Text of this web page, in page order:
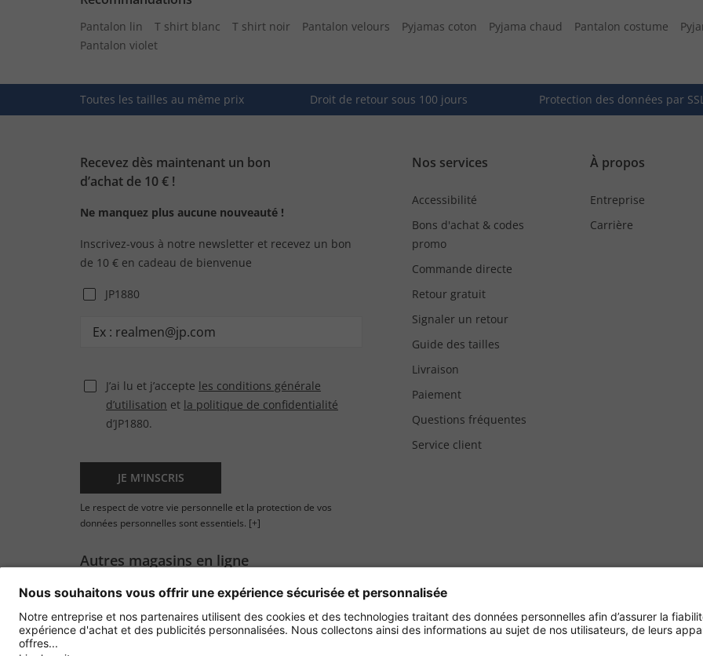
Pantalon lin T shirt blanc T shirt noir Pantalon velours Pyjamas coton Pyjama chaud Pantalon costume
Pantalon violet
Toutes les tailles au même prix Droit de retour sous 100 jours Protection des données par
Recevez dès maintenant un bon
d’achat de 10 € !
Ne manquez plus aucune nouveauté !
Inscrivez-vous à notre newsletter et recevez un bon
de 10 € en cadeau de bienvenue
JP1880
J’ai lu et j’accepte les conditions générale
d’utilisation et la politique de confidentialité
d’JP1880.
JE M'INSCRIS
Le respect de votre vie personnelle et la protection de vos
données personnelles sont essentiels. [+]
Nos services
Accessibilité
Bons d'achat & codes
promo
Commande directe
Retour gratuit
Signaler un retour
Guide des tailles
Livraison
Paiement
Questions fréquentes
Service client
À propos
Entreprise
Carrière
Autres magasins en ligne
France